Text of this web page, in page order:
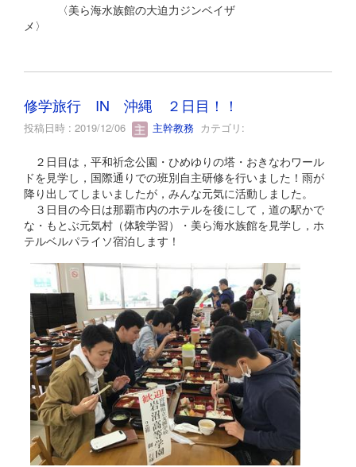
〈美ら海水族館の大迫力ジンベイザ
メ〉
修学旅行 IN 沖縄 ２日目！！
投稿日時 : 2019/12/06 主幹教務 カテゴリ:
２日目は，平和祈念公園・ひめゆりの塔・おきなわワール
ドを見学し，国際通りでの班別自主研修を行いました！雨が
降り出してしまいましたが，みんな元気に活動しました。
３日目の今日は那覇市内のホテルを後にして，道の駅かで
な・もとぶ元気村（体験学習）・美ら海水族館を見学し，ホ
テルベルパライソ宿泊します！